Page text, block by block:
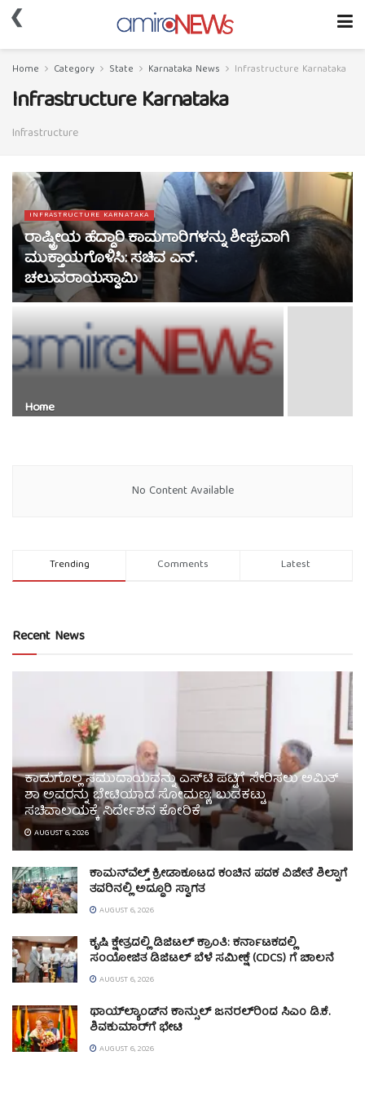
❮
Home Category State Karnataka News Infrastructure Karnataka
Infrastructure Karnataka
Infrastructure
INFRASTRUCTURE KARNATAKA
ರಾಷ್ಟ್ರೀಯ ಹೆದ್ದಾರಿ ಕಾಮಗಾರಿಗಳನ್ನು ಶೀಘ್ರವಾಗಿ
ಮುಕ್ತಾಯಗೊಳಿಸಿ: ಸಚಿವ ಎನ್.
ಚಲುವರಾಯಸ್ವಾಮಿ
Home
No Content Available
Trending Comments Latest
Recent News
ಕಾಡುಗೊಲ್ಲ ಸಮುದಾಯವನ್ನು ಎಸ್‌ಟಿ ಪಟ್ಟಿಗೆ ಸೇರಿಸಲು ಅಮಿತ್
ಶಾ ಅವರನ್ನು ಭೇಟಿಯಾದ ಸೋಮಣ್ಣ; ಬುಡಕಟ್ಟು
ಸಚಿವಾಲಯಕ್ಕೆ ನಿರ್ದೇಶನ ಕೋರಿಕೆ
AUGUST 6, 2026
ಕಾಮನ್‌ವೆಲ್ತ್ ಕ್ರೀಡಾಕೂಟದ ಕಂಚಿನ ಪದಕ ವಿಜೇತೆ ಶಿಲ್ಪಾಗೆ
ತವರಿನಲ್ಲಿ ಅದ್ಧೂರಿ ಸ್ವಾಗತ
AUGUST 6, 2026
ಕೃಷಿ ಕ್ಷೇತ್ರದಲ್ಲಿ ಡಿಜಿಟಲ್ ಕ್ರಾಂತಿ: ಕರ್ನಾಟಕದಲ್ಲಿ
ಸಂಯೋಜಿತ ಡಿಜಿಟಲ್ ಬೆಳೆ ಸಮೀಕ್ಷೆ (CDCS) ಗೆ ಚಾಲನೆ
AUGUST 6, 2026
ಥಾಯ್‌ಲ್ಯಾಂಡ್‌ನ ಕಾನ್ಸುಲ್ ಜನರಲ್‌ರಿಂದ ಸಿಎಂ ಡಿ.ಕೆ.
ಶಿವಕುಮಾರ್‌ಗೆ ಭೇಟಿ
AUGUST 6, 2026